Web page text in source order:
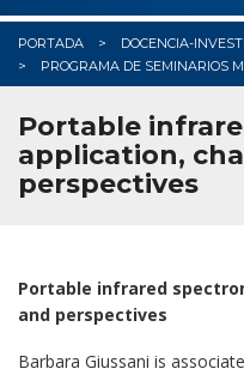
PORTADA
DOCENCIA-
PROGRAMA DE SEMINARIOS
Portable
application,
perspectives
Portable infrared
and perspectives
Barbara Giussani is